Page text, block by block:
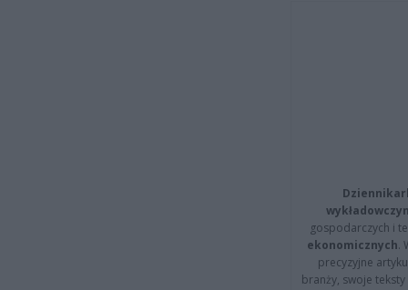
gospodarczych i
ekonomicznych.
precyzyjne
branży, swoje